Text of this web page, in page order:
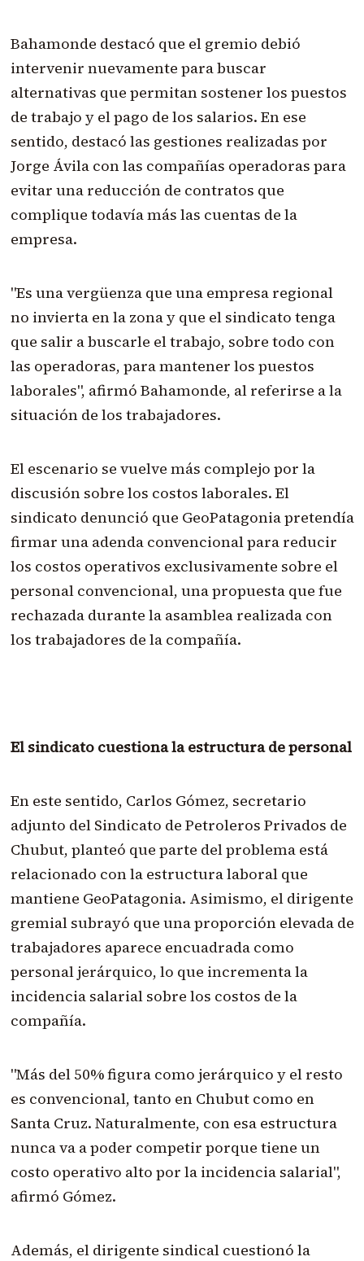
Bahamonde destacó que el gremio debió
intervenir nuevamente para buscar
alternativas que permitan sostener los puestos
de trabajo y el pago de los salarios. En ese
sentido, destacó las gestiones realizadas por
Jorge Ávila con las compañías operadoras para
evitar una reducción de contratos que
complique todavía más las cuentas de la
empresa.
"Es una vergüenza que una empresa regional
no invierta en la zona y que el sindicato tenga
que salir a buscarle el trabajo, sobre todo con
las operadoras, para mantener los puestos
laborales", afirmó Bahamonde, al referirse a la
situación de los trabajadores.
El escenario se vuelve más complejo por la
discusión sobre los costos laborales. El
sindicato denunció que GeoPatagonia pretendía
firmar una adenda convencional para reducir
los costos operativos exclusivamente sobre el
personal convencional, una propuesta que fue
rechazada durante la asamblea realizada con
los trabajadores de la compañía.
El sindicato cuestiona la estructura de personal
En este sentido, Carlos Gómez, secretario
adjunto del Sindicato de Petroleros Privados de
Chubut, planteó que parte del problema está
relacionado con la estructura laboral que
mantiene GeoPatagonia. Asimismo, el dirigente
gremial subrayó que una proporción elevada de
trabajadores aparece encuadrada como
personal jerárquico, lo que incrementa la
incidencia salarial sobre los costos de la
compañía.
"Más del 50% figura como jerárquico y el resto
es convencional, tanto en Chubut como en
Santa Cruz. Naturalmente, con esa estructura
nunca va a poder competir porque tiene un
costo operativo alto por la incidencia salarial",
afirmó Gómez.
Además, el dirigente sindical cuestionó la